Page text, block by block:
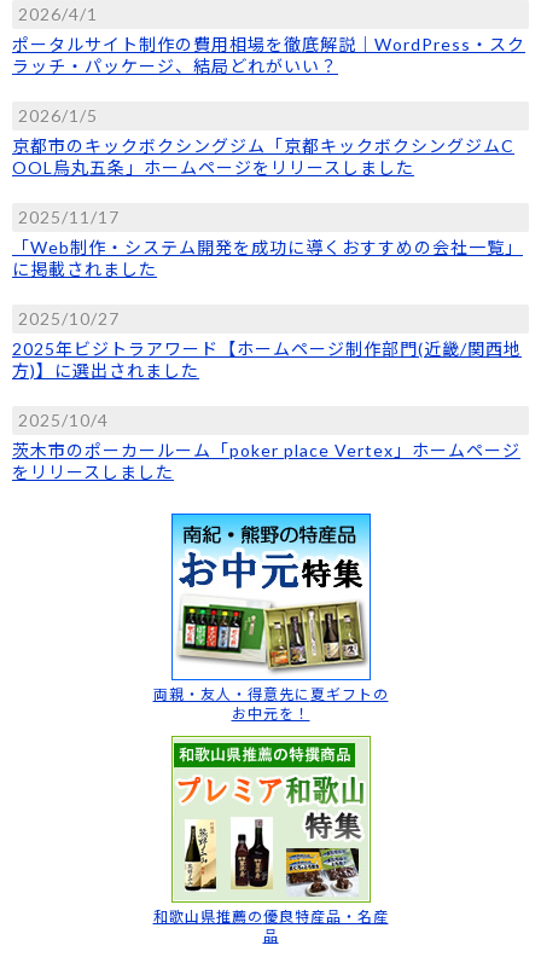
2026/4/1
ポータルサイト制作の費用相場を徹底解説｜WordPress・スク
ラッチ・パッケージ、結局どれがいい？
2026/1/5
京都市のキックボクシングジム「京都キックボクシングジムC
OOL烏丸五条」ホームページをリリースしました
2025/11/17
「Web制作・システム開発を成功に導くおすすめの会社一覧」
に掲載されました
2025/10/27
2025年ビジトラアワード【ホームページ制作部門(近畿/関西地
方)】に選出されました
2025/10/4
茨木市のポーカールーム「poker place Vertex」ホームページ
をリリースしました
両親・友人・得意先に 夏ギフトの
お中元を！
和歌山県推薦の優良特産品・名産
品